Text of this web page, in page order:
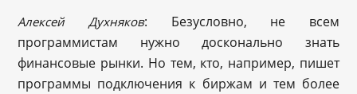
Алексей Духняков: Безусловно, не всем
программистам нужно досконально знать
финансовые рынки. Но тем, кто, например, пишет
программы подключения к биржам и тем более